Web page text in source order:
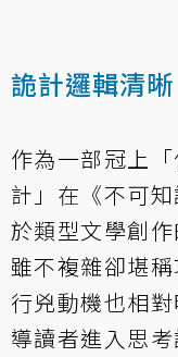
詭計邏輯清
作為一部冠上
計」在《不可
於類型文學創
雖不複雜卻堪
行兇動機也相
導讀者進入思